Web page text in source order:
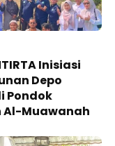
Inisiasi
Depo
Pondok
Al-Muawanah